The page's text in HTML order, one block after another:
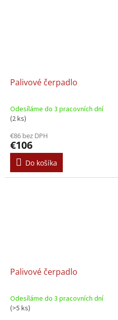
Palivové čerpadlo
Odesíláme do 3 pracovních dní
(2 ks)
€86 bez DPH
€106
Do košíka
Palivové čerpadlo
Odesíláme do 3 pracovních dní
(>5 ks)